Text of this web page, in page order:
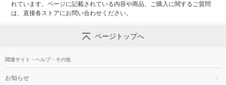
れています。ページに記載されている内容や商品、ご購入に関するご質問
は、直接各ストアにお問い合わせください。
ページトップへ
関連サイト・ヘルプ・その他
お知らせ